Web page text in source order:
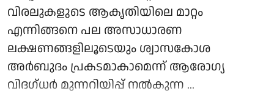
വിരലുകളുടെ ആകൃതിയിലെ മാറ്റം
എന്നിങ്ങനെ പല അസാധാരണ
ലക്ഷണങ്ങളിലൂടെയും ശ്വാസകോശ
അർബുദം പ്രകടമാകാമെന്ന് ആരോഗ്യ
വിദഗ്ധർ മുന്നറിയിപ്പ് നൽകുന്ന ...